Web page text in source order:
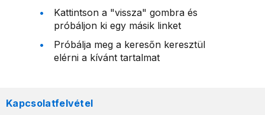
Kattintson a "vissza" gombra és
próbáljon ki egy másik linket
Próbálja meg a keresőn keresztül
elérni a kívánt tartalmat
Kapcsolatfelvétel